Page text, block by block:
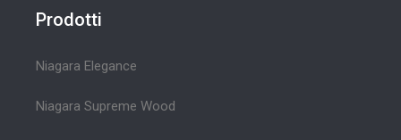
Prodotti
Niagara Elegance
Niagara Supreme Wood